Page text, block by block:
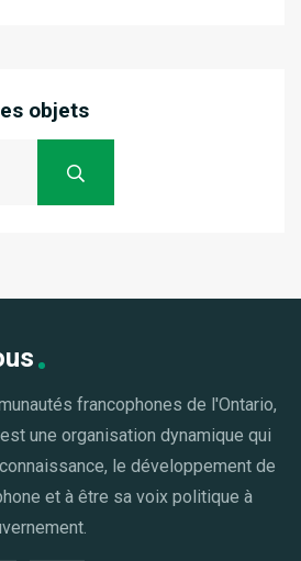
objets
francophones de l'Ontario,
une organisation dynamique qui
le développement de
et à être sa voix politique à